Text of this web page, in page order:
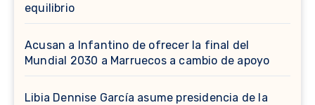
equilibrio
Acusan a Infantino de ofrecer la final del
Mundial 2030 a Marruecos a cambio de apoyo
Libia Dennise García asume presidencia de la